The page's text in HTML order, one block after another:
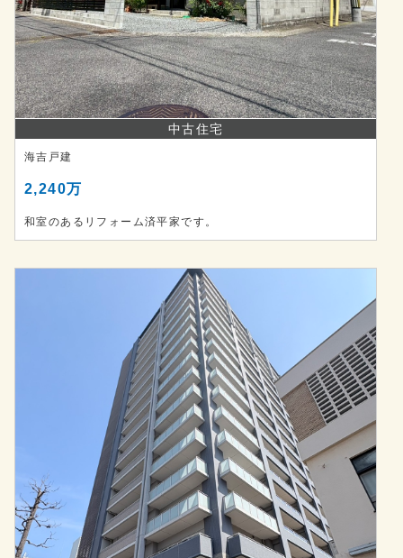
中古住宅
海吉戸建
2,240万
和室のあるリフォーム済平家です。